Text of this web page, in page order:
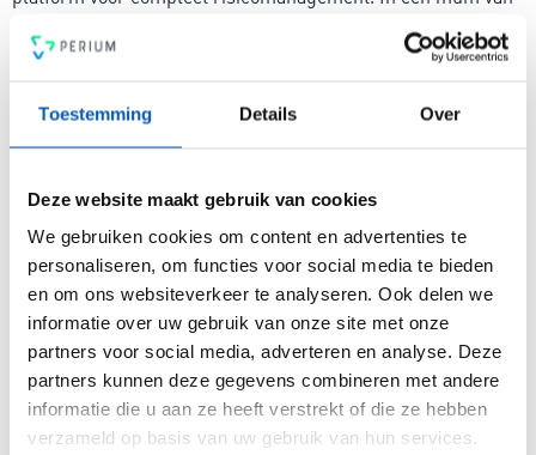
Toestemming Details Over
Deze website maakt gebruik van cookies
We gebruiken cookies om content en advertenties te
personaliseren, om functies voor social media te bieden
en om ons websiteverkeer te analyseren. Ook delen we
informatie over uw gebruik van onze site met onze
partners voor social media, adverteren en analyse. Deze
partners kunnen deze gegevens combineren met andere
informatie die u aan ze heeft verstrekt of die ze hebben
verzameld op basis van uw gebruik van hun services.
managementsysteem voor risicobeheersing, een krachtige
Voldoe vanaf nu aan de voor jou relevante standaarden voor
onder andere security, privacy, duurzaamheid, milieu,
energiemanagement, ARBO en nog veel meer. Vergroot de
betaalbaar met hét Perium platform.
Arjan Kremer
B.V.
Met een achtergrond in
risicomanagement, ICT
en een passie voor